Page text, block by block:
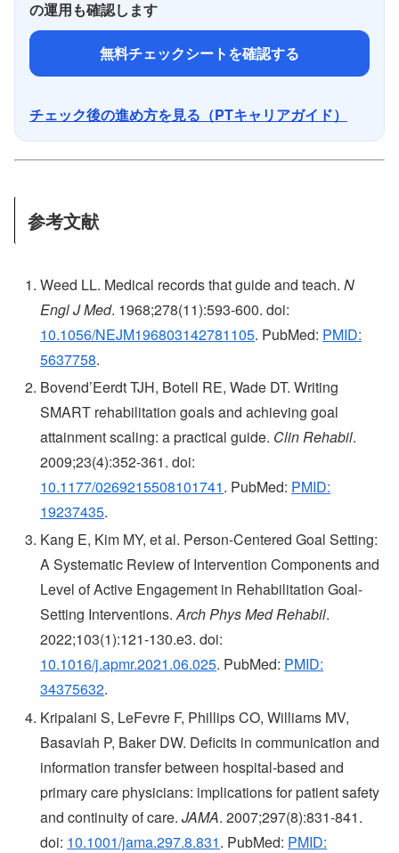
の運用も確認します
無料チェックシートを確認する
チェック後の進め方を見る（PTキャリアガイド）
参考文献
Weed LL. Medical records that guide and teach.N
Engl J Med. 1968;278(11):593-600. doi:
10.1056/NEJM196803142781105. PubMed: PMID:
5637758.
Bovend’Eerdt TJH, Botell RE, Wade DT. Writing
SMART rehabilitation goals and achieving goal
attainment scaling: a practical guide. Clin Rehabil.
2009;23(4):352-361. doi:
10.1177/0269215508101741. PubMed: PMID:
19237435.
Kang E, Kim MY, et al. Person-Centered Goal Setting:
A Systematic Review of Intervention Components and
Level of Active Engagement in Rehabilitation Goal-
Setting Interventions.Arch Phys Med Rehabil.
2022;103(1):121-130.e3. doi:
10.1016/j.apmr.2021.06.025. PubMed: PMID:
34375632.
Kripalani S, LeFevre F, Phillips CO, Williams MV,
Basaviah P, Baker DW. Deficits in communication and
information transfer between hospital-based and
primary care physicians: implications for patient safety
and continuity of care.JAMA. 2007;297(8):831-841.
doi: 10.1001/jama.297.8.831. PubMed: PMID: